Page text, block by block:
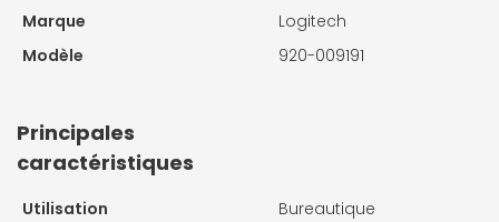
Marque
Logitech
Modèle
920-009191
Principales
caractéristiques
Utilisation
Bureautique